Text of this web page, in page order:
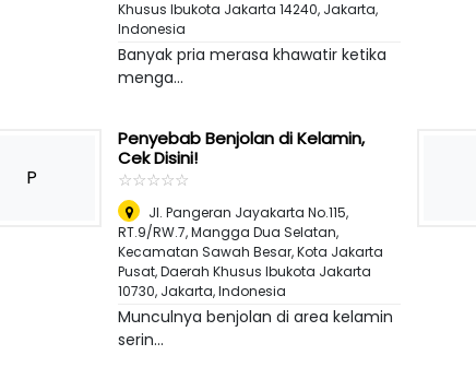
Khusus Ibukota Jakarta 14240, Jakarta,
Indonesia
Banyak pria merasa khawatir ketika
menga...
P
Penyebab Benjolan di Kelamin,
Cek Disini!
☆☆☆☆☆
★★★★★
Jl. Pangeran Jayakarta No.115,
RT.9/RW.7, Mangga Dua Selatan,
Kecamatan Sawah Besar, Kota Jakarta
Pusat, Daerah Khusus Ibukota Jakarta
10730, Jakarta, Indonesia
Munculnya benjolan di area kelamin
serin...